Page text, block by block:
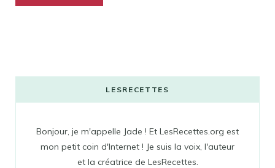
LESRECETTES
Bonjour, je m'appelle Jade ! Et LesRecettes.org est
mon petit coin d'Internet ! Je suis la voix, l'auteur
et la créatrice de LesRecettes.